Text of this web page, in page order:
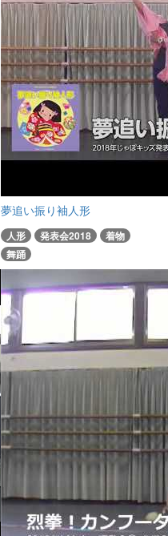
夢追い振り袖人形
人形 発表会2018
着物
舞踊